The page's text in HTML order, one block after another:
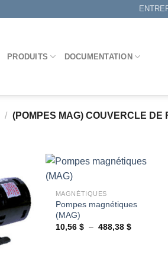
PRODUITS DOCUMENTATION
/ (POMPES MAG) COUVERCLE DE
Ajouter
à la
wishlist
Ajouter
wishlist
+
MAGNÉTIQUES
Pompes magnétiques
(MAG)
10,56 $ – 488,38 $Plage